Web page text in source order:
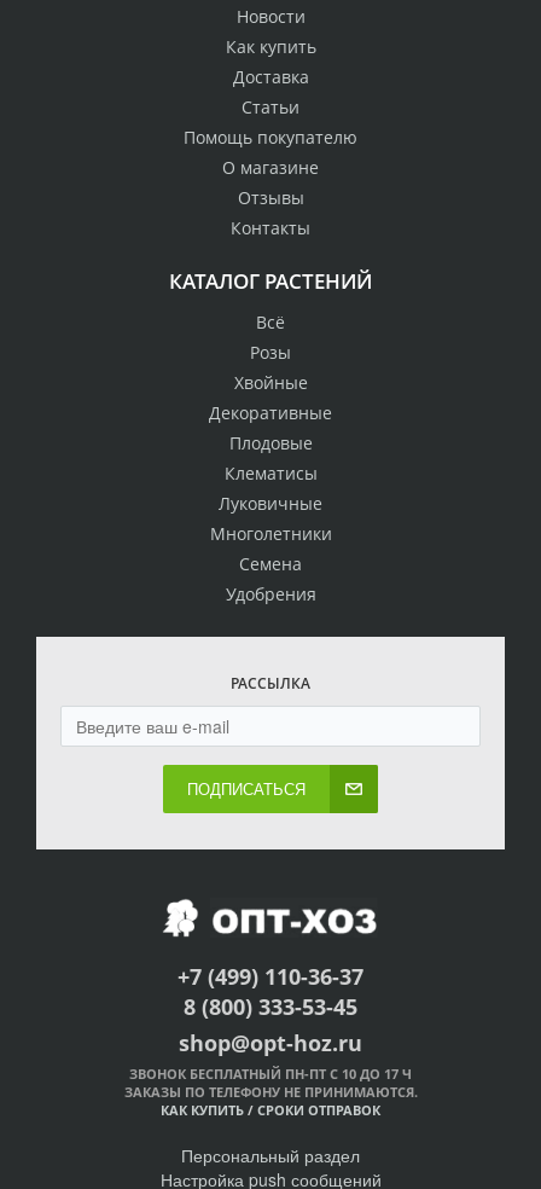
Новости
Как купить
Доставка
Статьи
Помощь покупателю
О магазине
Отзывы
Контакты
КАТАЛОГ РАСТЕНИЙ
Всё
Розы
Хвойные
Декоративные
Плодовые
Клематисы
Луковичные
Многолетники
Семена
Удобрения
РАССЫЛКА
ПОДПИСАТЬСЯ
+7 (499) 110-36-37
8 (800) 333-53-45
shop@opt-hoz.ru
ЗВОНОК БЕСПЛАТНЫЙ ПН-ПТ С 10 ДО 17 Ч
ЗАКАЗЫ ПО ТЕЛЕФОНУ НЕ ПРИНИМАЮТСЯ.
КАК КУПИТЬ / СРОКИ ОТПРАВОК
Персональный раздел
Настройка push сообщений